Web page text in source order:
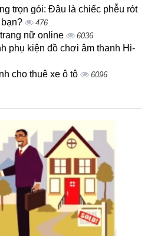
trọn gói: Đâu là chiếc phễu rót
476
nữ online 6036
phụ kiện đồ chơi âm thanh Hi-
cho thuê xe ô tô 6096